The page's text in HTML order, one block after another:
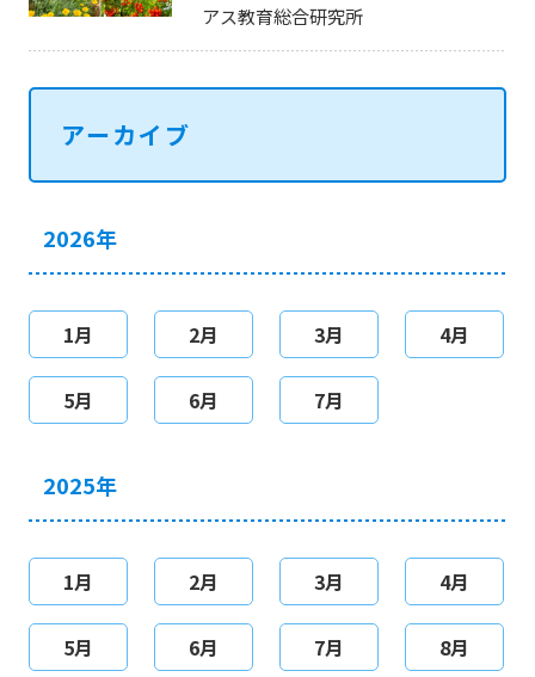
アス教育総合研究所
アーカイブ
2026年
1月 2月 3月 4月
5月 6月 7月
2025年
1月 2月 3月 4月
5月 6月 7月 8月